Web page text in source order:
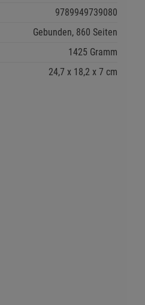
9789949739080
Gebunden, 860 Seiten
1425 Gramm
24,7 18,2 7 cm